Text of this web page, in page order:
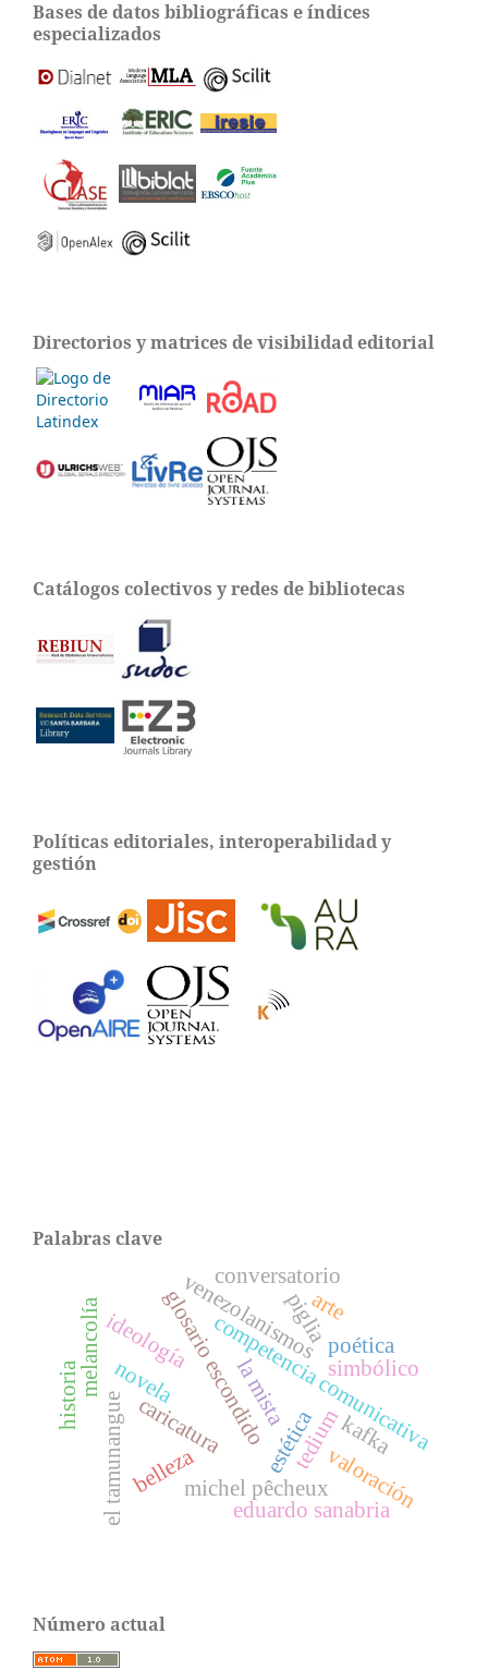
Bases de datos bibliográficas e índices
especializados
Directorios y matrices de visibilidad editorial
Catálogos colectivos y redes de bibliotecas
Políticas editoriales, interoperabilidad y
gestión
Palabras clave
glosario escondido
competencia comunicativa
ideologíavenezolanismos
estética
melancolía
tedium
novela
michel pêcheux
eduardo sanabria
caricatura
piglia
kafka
poética
el tamunangue
conversatorio
belleza
simbólico
historia
valoración
arte
la mista
Número actual